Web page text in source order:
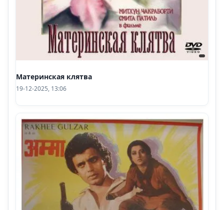
Материнская клятва
19-12-2025, 13:06